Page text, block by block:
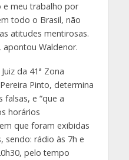
e meu trabalho por
todo o Brasil, não
atitudes mentirosas.
apontou Waldenor.
da 41ª Zona
Pinto, determina
e “que a
horários
que foram exibidas
sendo: rádio às 7h e
pelo tempo